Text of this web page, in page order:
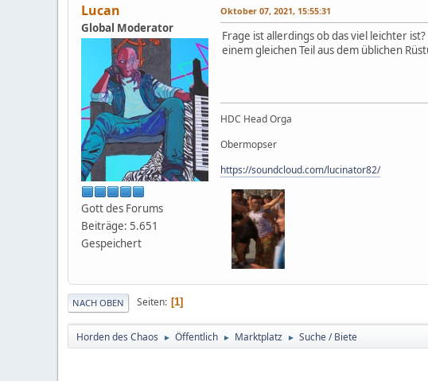
Lucan
Global Moderator
Gott des Forums
Beiträge: 5.651
Gespeichert
Oktober 07, 2021, 15:55:31
Frage ist allerdings ob das viel leichter
einem gleichen Teil aus dem üblichen
HDC Head Orga
Obermopser
https://soundcloud.com/lucinator82/
NACH OBEN Seiten 1
Horden des Chaos ► Öffentlich ► Marktplatz ► Suche / Biete